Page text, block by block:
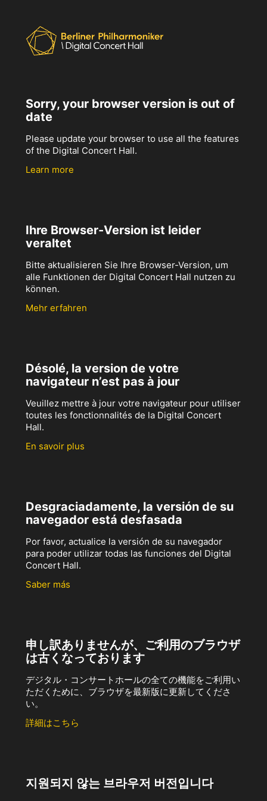
Sorry, your browser version is out of
date
Please update your browser to use all the features
of the Digital Concert Hall.
Learn more
Ihre Browser-Version ist leider
veraltet
Bitte aktualisieren Sie Ihre Browser-Version, um
alle Funktionen der Digital Concert Hall nutzen zu
können.
Mehr erfahren
Désolé, la version de votre
navigateur n’est pas à jour
Veuillez mettre à jour votre navigateur pour utiliser
toutes les fonctionnalités de la Digital Concert
Hall.
En savoir plus
Desgraciadamente, la versión de su
navegador está desfasada
Por favor, actualice la versión de su navegador
para poder utilizar todas las funciones del Digital
Concert Hall.
Saber más
申し訳ありませんが、ご利用のブラウザ
は古くなっております
デジタル・コンサートホールの全ての機能をご利用い
ただくために、ブラウザを最新版に更新してくださ
い。
詳細はこちら
지원되지 않는 브라우저 버전입니다